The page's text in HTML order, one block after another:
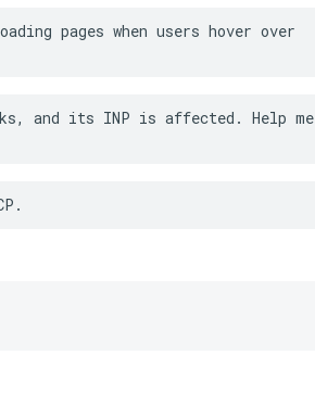
pages when users hover over
and its INP is affected. Help me